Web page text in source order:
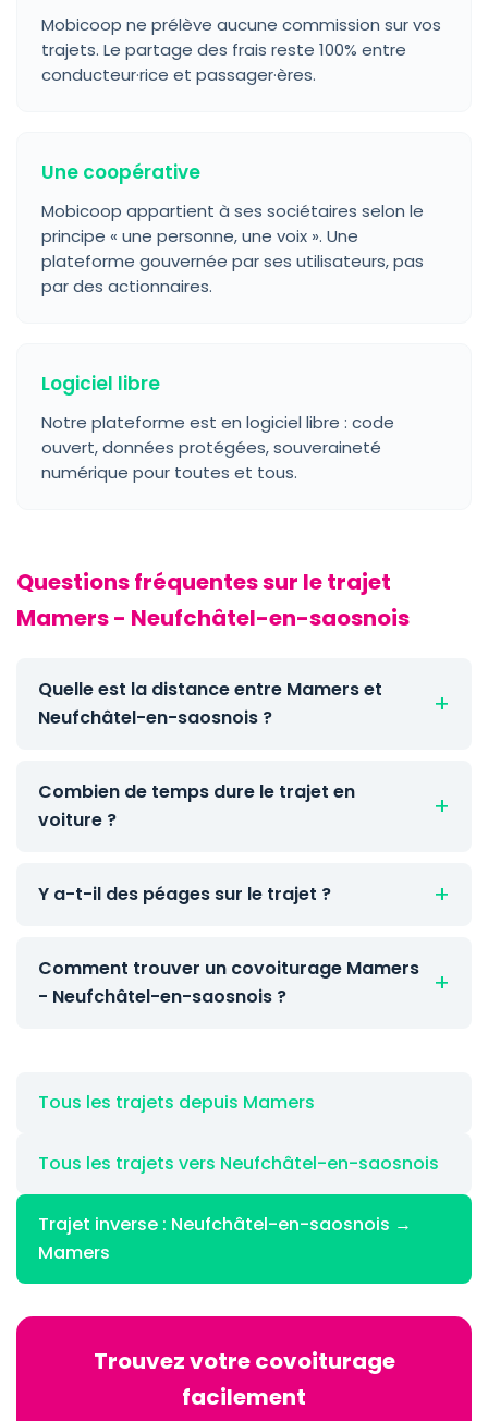
Mobicoop ne prélève aucune commission sur vos
trajets. Le partage des frais reste 100% entre
conducteur·rice et passager·ères.
Une coopérative
Mobicoop appartient à ses sociétaires selon le
principe « une personne, une voix ». Une
plateforme gouvernée par ses utilisateurs, pas
par des actionnaires.
Logiciel libre
Notre plateforme est en logiciel libre : code
ouvert, données protégées, souveraineté
numérique pour toutes et tous.
Questions fréquentes sur le trajet
Mamers - Neufchâtel-en-saosnois
Quelle est la distance entre Mamers et
Neufchâtel-en-saosnois ?
Combien de temps dure le trajet en
voiture ?
Y a-t-il des péages sur le trajet ?
Comment trouver un covoiturage Mamers
- Neufchâtel-en-saosnois ?
Tous les trajets depuis Mamers
Tous les trajets vers Neufchâtel-en-saosnois
Trajet inverse : Neufchâtel-en-saosnois →
Mamers
Trouvez votre covoiturage
facilement